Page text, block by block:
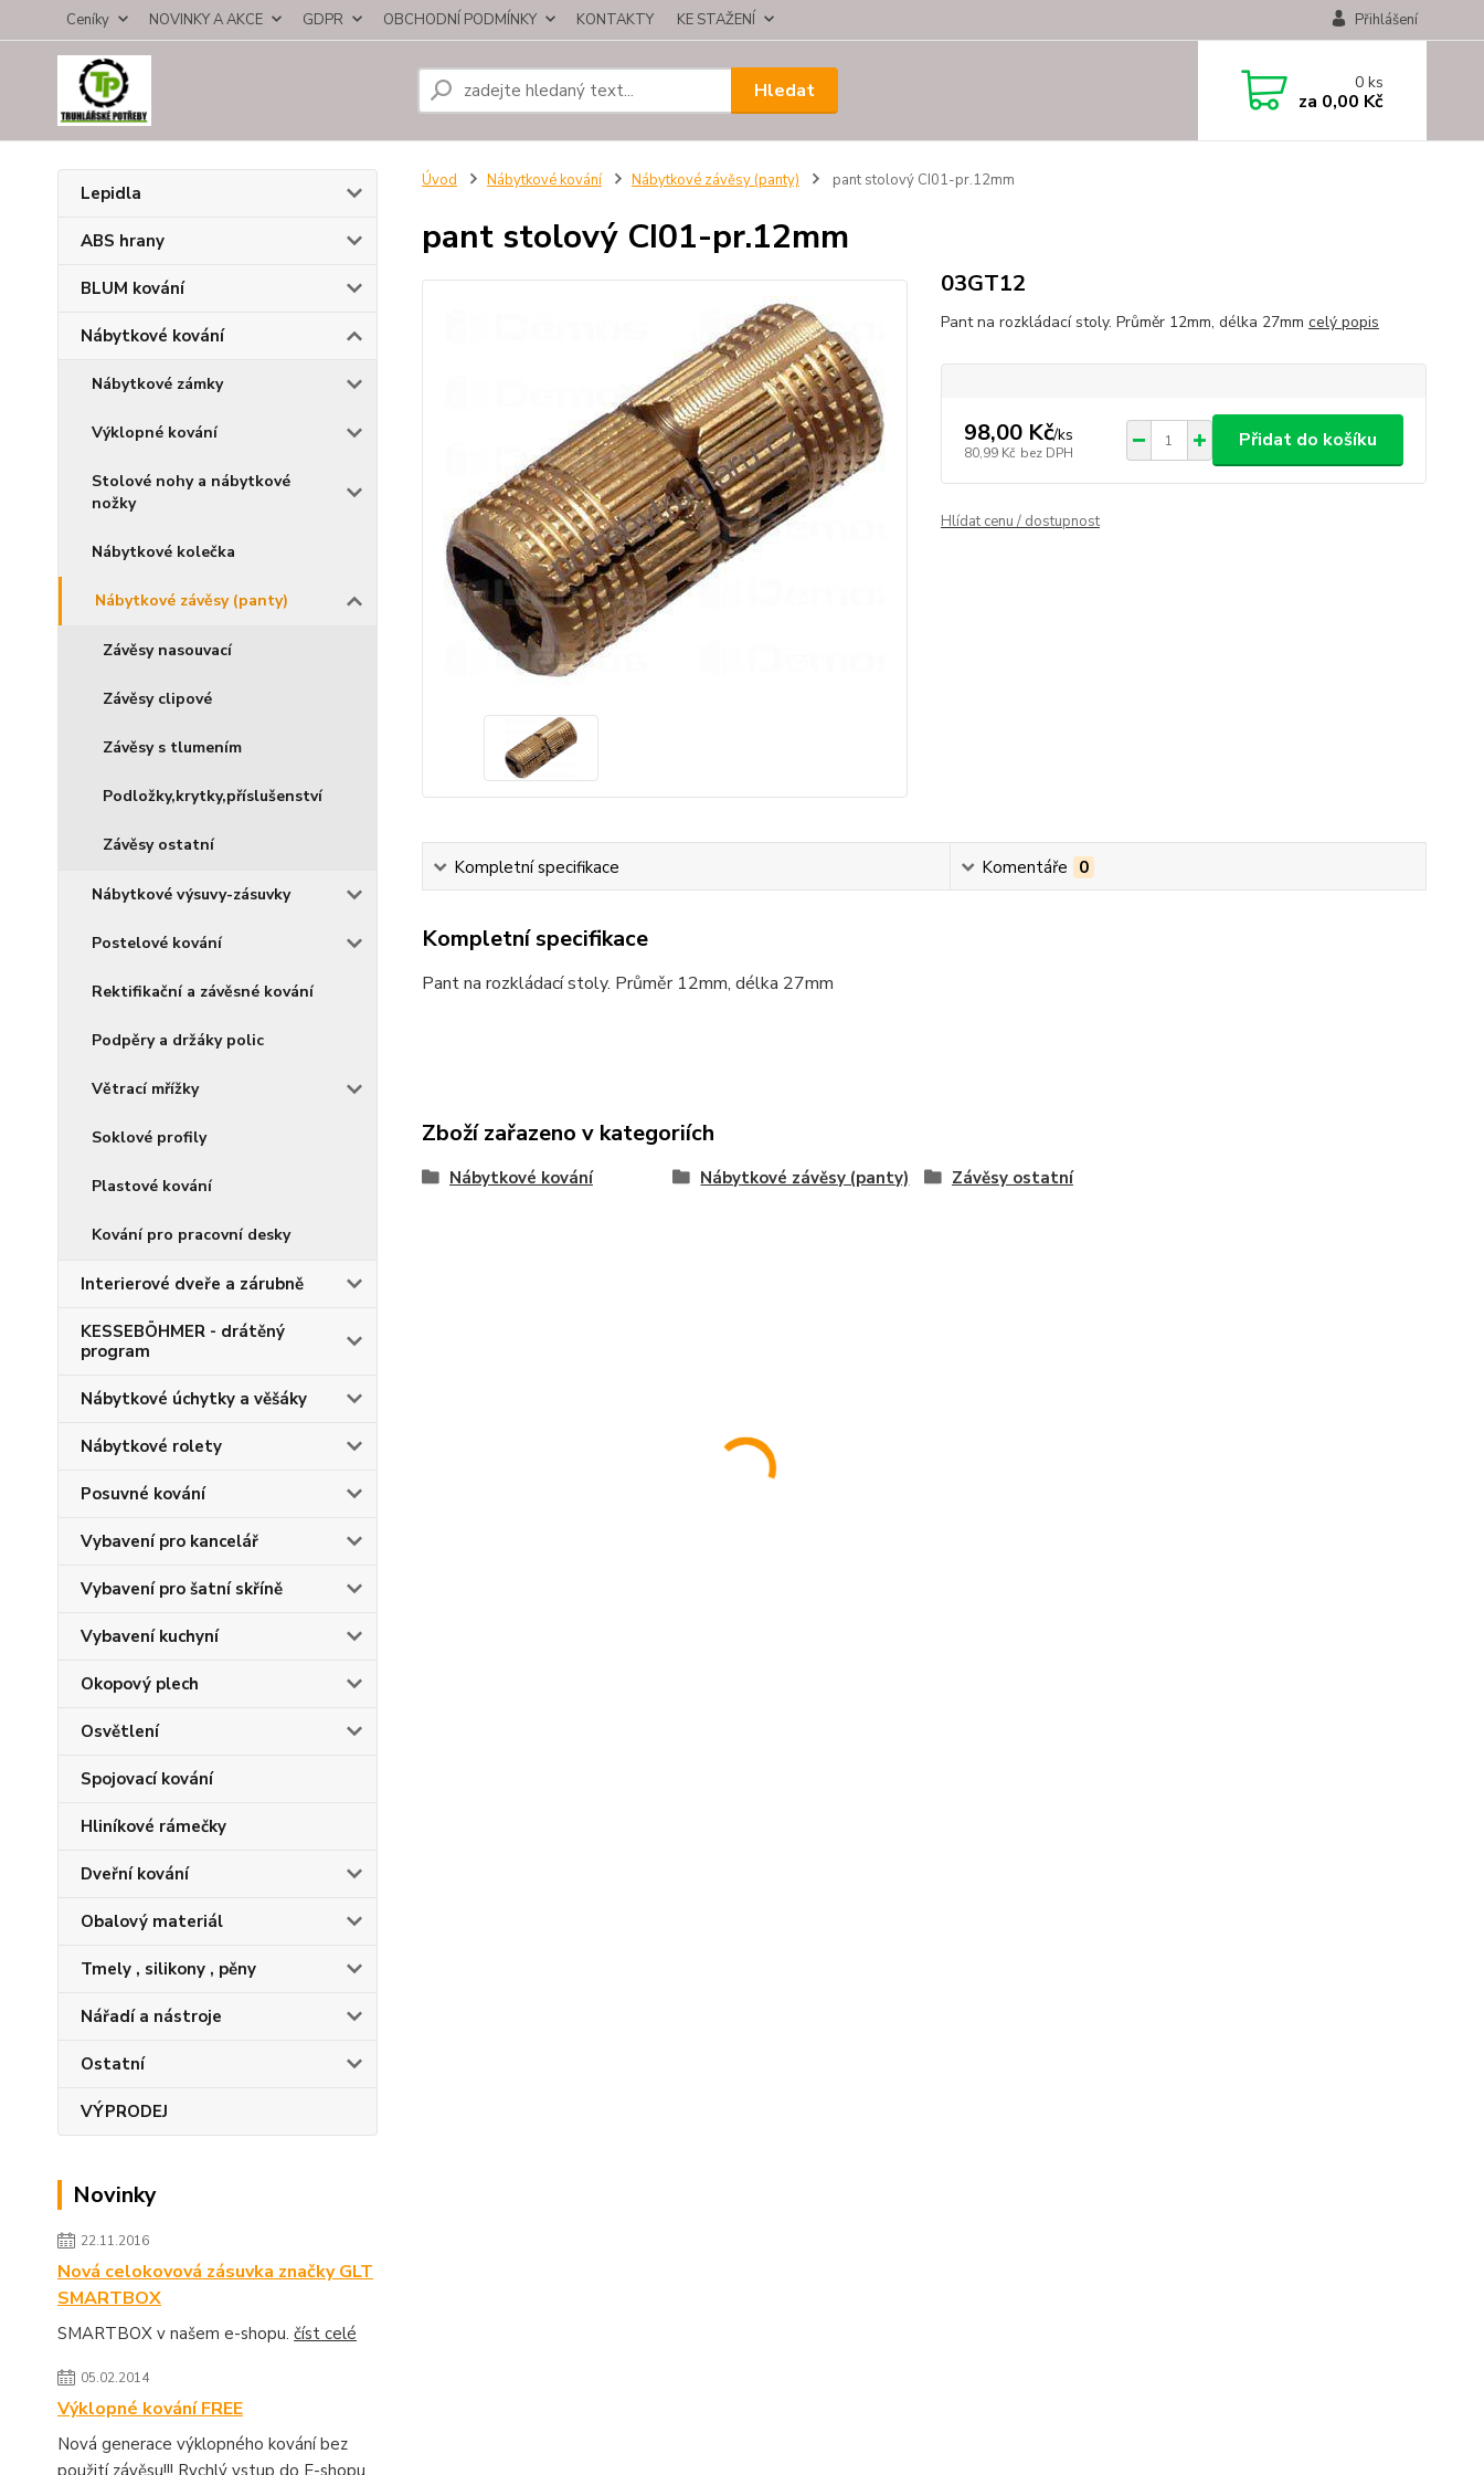
Ceníky NOVINKY A AKCE GDPR OBCHODNÍ PODMÍNKY KONTAKTY KE STAŽENÍ Přihlášení
Hledat 0ks
za 0,00 Kč
Lepidla
ABS hrany
BLUM kování
Nábytkové kování
Nábytkové zámky
Výklopné kování
Stolové nohy a nábytkové
nožky
Nábytkové kolečka
Nábytkové závěsy (panty)
Závěsy nasouvací
Závěsy clipové
Závěsy s tlumením
Podložky,krytky,příslušenství
Závěsy ostatní
Nábytkové výsuvy-zásuvky
Postelové kování
Rektifikační a závěsné kování
Podpěry a držáky polic
Větrací mřížky
Soklové profily
Plastové kování
Kování pro pracovní desky
Interierové dveře a zárubně
KESSEBÖHMER - drátěný
program
Nábytkové úchytky a věšáky
Nábytkové rolety
Posuvné kování
Vybavení pro kancelář
Vybavení pro šatní skříně
Vybavení kuchyní
Okopový plech
Osvětlení
Spojovací kování
Hliníkové rámečky
Dveřní kování
Obalový materiál
Tmely , silikony , pěny
Nářadí a nástroje
Ostatní
VÝPRODEJ
Novinky
22.11.2016
Nová celokovová zásuvka značky GLT
SMARTBOX
SMARTBOX v našem e-shopu. číst celé
05.02.2014
Výklopné kování FREE
Nová generace výklopného kování bez
použití závěsu!!! Rychlý vstup do E-shopu.
Úvod Nábytkové kování Nábytkové závěsy (panty) pant stolový CI01-pr.12mm
pant stolový CI01-pr.12mm
03GT12
Pant na rozkládací stoly. Průměr 12mm, délka 27mm celý popis
98,00 Kč/ks
80,99 Kč bez DPH
Přidat do košíku
Hlídat cenu / dostupnost
Kompletní specifikace Komentáře 0
Kompletní specifikace
Pant na rozkládací stoly. Průměr 12mm, délka 27mm
Zboží zařazeno v kategoriích
Nábytkové kování Nábytkové závěsy (panty) Závěsy ostatní